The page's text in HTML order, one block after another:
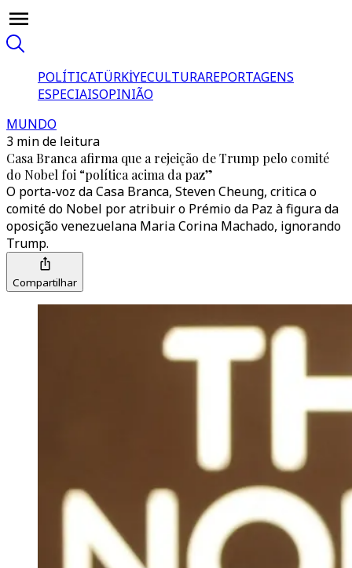
POLÍTICATÜRKİYECULTURAREPORTAGENS
ESPECIAISOPINIÃO
MUNDO
3 min de leitura
Casa Branca afirma que a rejeição de Trump pelo comité
do Nobel foi “política acima da paz”
O porta-voz da Casa Branca, Steven Cheung, critica o
comité do Nobel por atribuir o Prémio da Paz à figura da
oposição venezuelana Maria Corina Machado, ignorando
Trump.
Compartilhar